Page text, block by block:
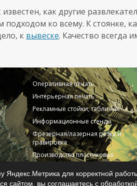
как другие
ко всему. К стоянке,
к вывеске. Качество всегда
Оперативная печать
Интерьерная печать
Рекламные стойки, таблички
Информационные стенды
Фрезерная/лазерная резка и
гравировка
Производство пластиковых
карт
для корректной
сайтом, вы соглашаетесь с